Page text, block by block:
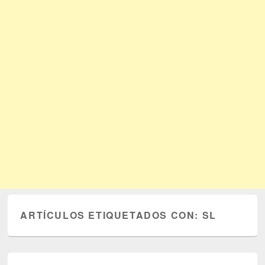
ARTÍCULOS ETIQUETADOS CON: SL